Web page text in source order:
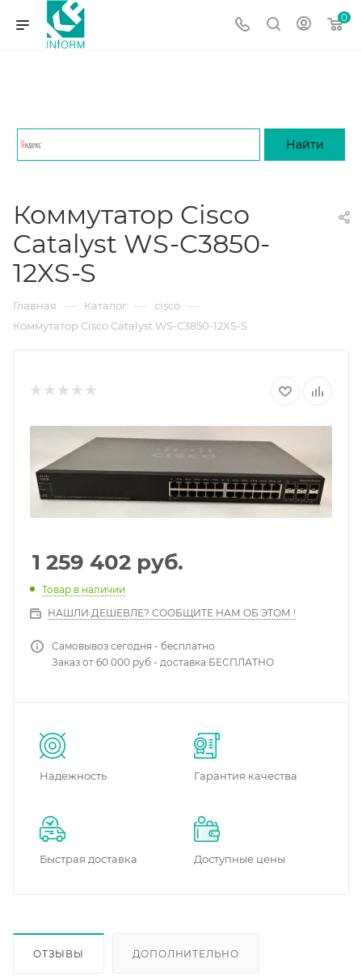
0
Коммутатор Cisco
Catalyst WS-C3850-
12XS-S
Главная — Каталог — cisco —
Коммутатор Cisco Catalyst WS-C3850-12XS-S
1 259 402 руб.
Товар в наличии
НАШЛИ ДЕШЕВЛЕ? СООБЩИТЕ НАМ ОБ ЭТОМ !
Самовывоз сегодня - бесплатно
Заказ от 60 000 руб - доставка БЕСПЛАТНО
Надежность Гарантия качества
Быстрая доставка Доступные цены
ОТЗЫВЫ ДОПОЛНИТЕЛЬНО